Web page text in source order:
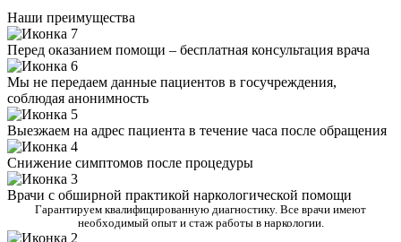
Наши преимущества
Перед оказанием помощи – бесплатная консультация врача
Мы не передаем данные пациентов в госучреждения,
соблюдая анонимность
Выезжаем на адрес пациента в течение часа после обращения
Снижение симптомов после процедуры
Врачи с обширной практикой наркологической помощи
Гарантируем квалифицированную диагностику. Все врачи имеют
необходимый опыт и стаж работы в наркологии.